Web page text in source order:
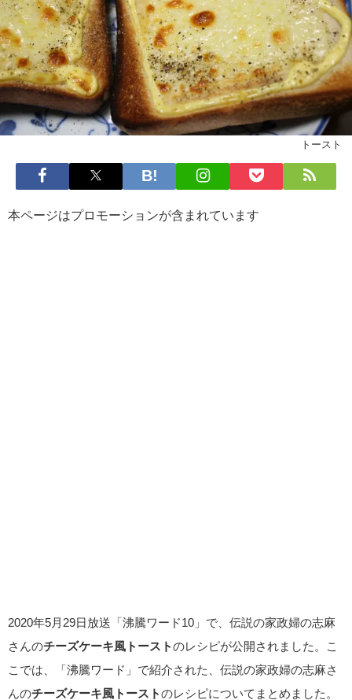
トースト
本ページはプロモーションが含まれています
2020年5月29日放送「沸騰ワード10」で、伝説の家政婦の志麻
さんのチーズケーキ風トースト のレシピが公開されました。こ
こでは、「沸騰ワード」で紹介された、伝説の家政婦の志麻さ
んのチーズケーキ風トースト のレシピについてまとめました。